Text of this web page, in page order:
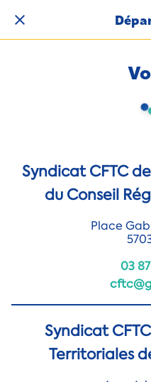
Syndicat CFTC
du Conseil
Place
03
Syndicat
Territoriales